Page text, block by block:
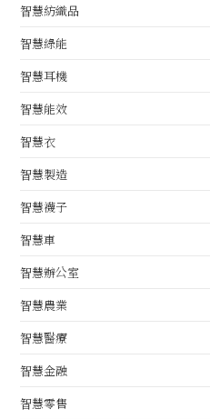
智慧紡織品
智慧綠能
智慧耳機
智慧能效
智慧衣
智慧製造
智慧襪子
智慧車
智慧辦公室
智慧農業
智慧醫療
智慧金融
智慧零售